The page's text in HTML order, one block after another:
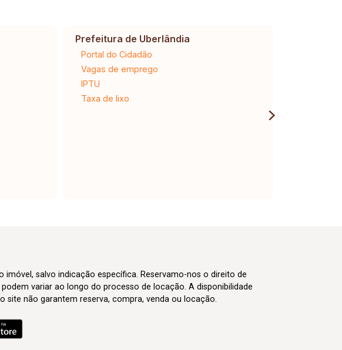
Prefeitura de Uberlândia
Portal do Cidadão
Vagas de emprego
IPTU
Taxa de lixo
salvo indicação específica. Reservamo-nos o direito de
variar ao longo do processo de locação. A disponibilidade
não garantem reserva, compra, venda ou locação.